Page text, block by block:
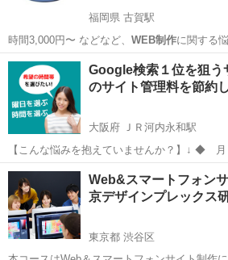
福岡県 古賀駅
時間3,000円〜 などなど、 WEB制作に関する
ン…
福岡 古賀市 古賀駅 ホームページ
Google検索１位を狙う
のサイト管理料を節約
大阪府 ＪＲ河内永和駅
【こんな悩みを抱えていませんか？】↓ ◆ 月々のサイト管理料を節
約したい方 ◆「Webサイトを作りたいけど、どこから始めればいいの
かわからない…」 ◆「本や動画で勉強してみたけど、いざ自分で作ろ
うとすると挫...
大阪 東大阪市 ＪＲ河内永和駅
Canva
Web&スマートフォン
京デザインプレックス
東京都 渋谷区